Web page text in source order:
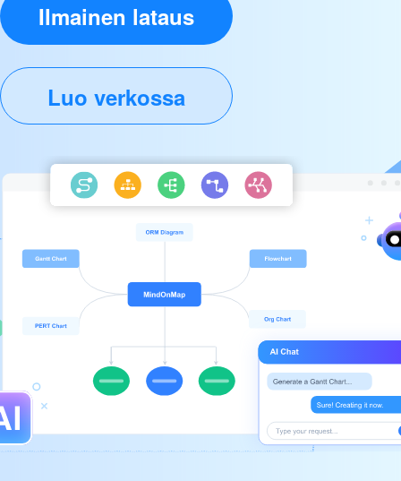
Ilmainen lataus
Luo verkossa